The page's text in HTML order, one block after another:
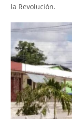
la Revolución.